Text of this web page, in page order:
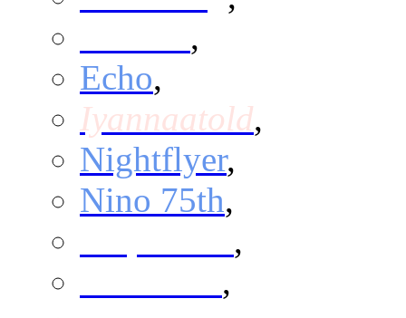
,
Echo,
Iyannaatold,
Nightflyer,
Nino 75th,
,
,